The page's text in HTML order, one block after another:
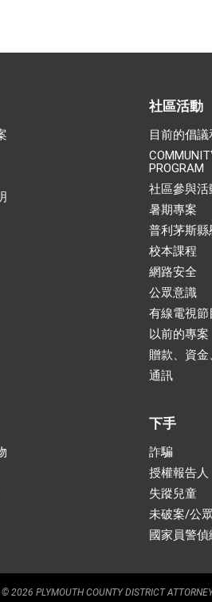
社區活動
目前的倡議
PROGRAM
社區參與活
暑期專案
普利茅斯縣
校本課程
網路安全
公眾意識
有線電視節
以前的專案
贈款、資
通訊
下手
詐騙
授權報告人
失蹤兒童
未破案/公
國家員警偵
2026 PLYMOUTH COUNTY DISTRICT